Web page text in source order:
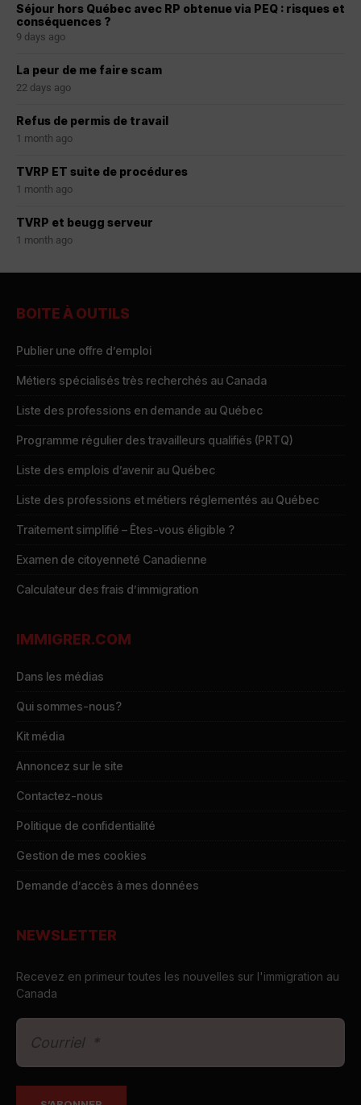
Séjour hors Québec avec RP obtenue via PEQ : risques et
conséquences ?
9 days ago
La peur de me faire scam
22 days ago
Refus de permis de travail
1 month ago
TVRP ET suite de procédures
1 month ago
TVRP et beugg serveur
1 month ago
BOITE À OUTILS
Publier une offre d’emploi
Métiers spécialisés très recherchés au Canada
Liste des professions en demande au Québec
Programme régulier des travailleurs qualifiés (PRTQ)
Liste des emplois d’avenir au Québec
Liste des professions et métiers réglementés au Québec
Traitement simplifié – Êtes-vous éligible ?
Examen de citoyenneté Canadienne
Calculateur des frais d’immigration
IMMIGRER.COM
Dans les médias
Qui sommes-nous?
Kit média
Annoncez sur le site
Contactez-nous
Politique de confidentialité
Gestion de mes cookies
Demande d’accès à mes données
NEWSLETTER
Recevez en primeur toutes les nouvelles sur l'immigration au
Canada